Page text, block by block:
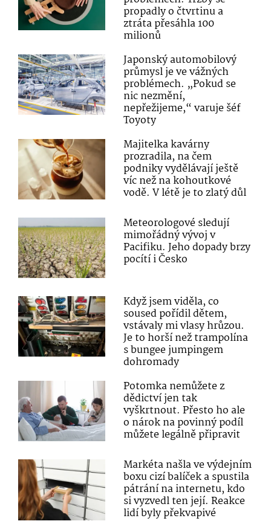
propadly o čtvrtinu a
ztráta přesáhla 100
milionů
Japonský automobilový
průmysl je ve vážných
problémech. „Pokud se
nic nezmění,
nepřežijeme,“ varuje šéf
Toyoty
Majitelka kavárny
prozradila, na čem
podniky vydělávají ještě
víc než na kohoutkové
vodě. V létě je to zlatý důl
Meteorologové sledují
mimořádný vývoj v
Pacifiku. Jeho dopady brzy
pocítí i Česko
Když jsem viděla, co
soused pořídil dětem,
vstávaly mi vlasy hrůzou.
Je to horší než trampolína
s bungee jumpingem
dohromady
Potomka nemůžete z
dědictví jen tak
vyškrtnout. Přesto ho ale
o nárok na povinný podíl
můžete legálně připravit
Markéta našla ve výdejním
boxu cizí balíček a spustila
pátrání na internetu, kdo
si vyzvedl ten její. Reakce
lidí byly překvapivé